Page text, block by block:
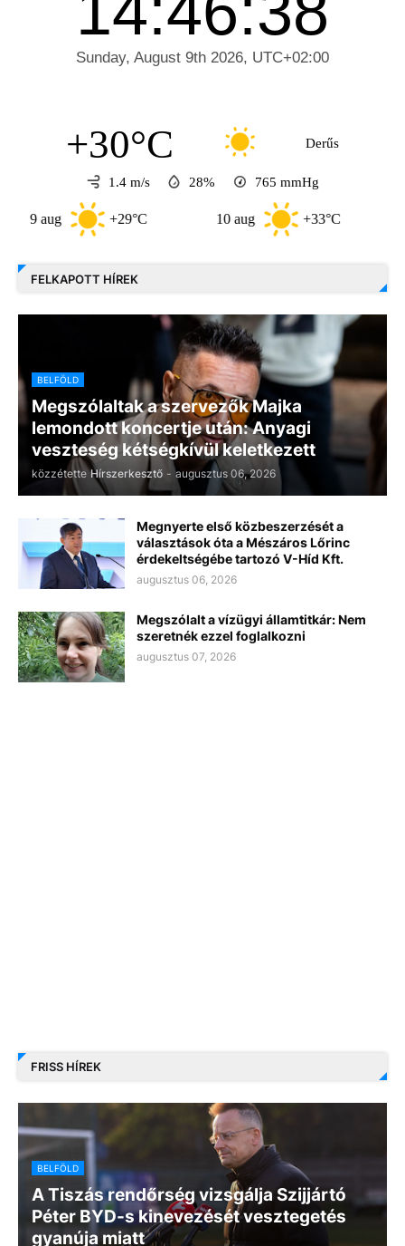
+30°C Derűs
1.4 m/s 28% 765 mmHg
+29°C +33°C
FELKAPOTT HÍREK
BELFÖLD
Megszólaltak a szervezők Majka
lemondott koncertje után: Anyagi
veszteség kétségkívül keletkezett
közzétette Hírszerkesztő - augusztus 06, 2026
Megnyerte első közbeszerzését a
választások óta a Mészáros Lőrinc
érdekeltségébe tartozó V-Híd Kft.
augusztus 06, 2026
Megszólalt a vízügyi államtitkár: Nem
szeretnék ezzel foglalkozni
augusztus 07, 2026
FRISS HÍREK
BELFÖLD
A Tiszás rendőrség vizsgálja Szijjártó
Péter BYD-s kinevezését vesztegetés
gyanúja miatt